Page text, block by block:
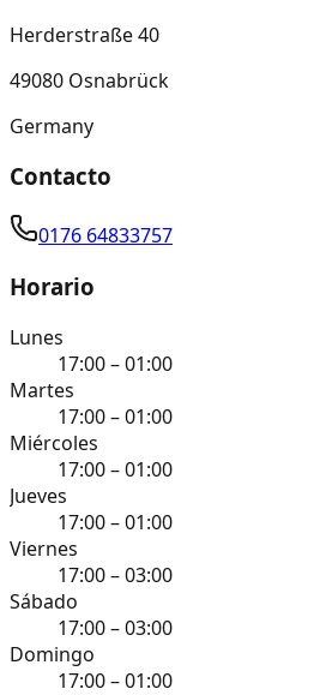
Herderstraße 40
49080 Osnabrück
Germany
Contacto
0176 64833757
Horario
Lunes
17:00 – 01:00
Martes
17:00 – 01:00
Miércoles
17:00 – 01:00
Jueves
17:00 – 01:00
Viernes
17:00 – 03:00
Sábado
17:00 – 03:00
Domingo
17:00 – 01:00